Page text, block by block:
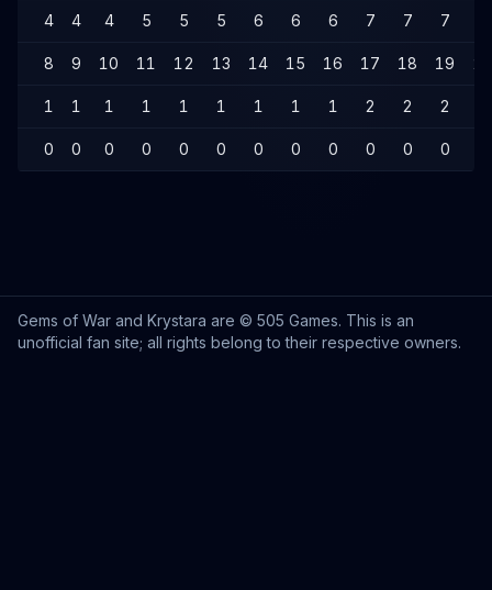
4 4 4 5 5 5 6 6 6 7 7 7
8 9 10 11 12 13 14 15 16 17 18 19 20
1 1 1 1 1 1 1 1 1 2 2 2
0 0 0 0 0 0 0 0 0 0 0 0
Gems of War and Krystara are © 505 Games. This is an
unofficial fan site; all rights belong to their respective owners.